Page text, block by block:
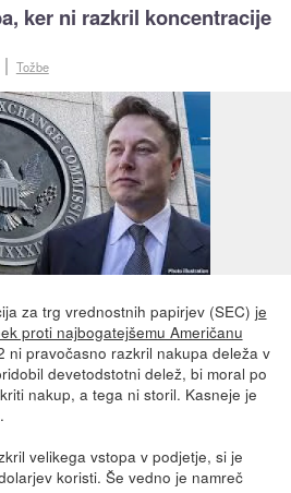
ker ni razkril koncentracije
Tožbe
za trg vrednostnih papirjev (SEC) je
proti najbogatejšemu Američanu
ni pravočasno razkril nakupa deleža v
devetodstotni delež, bi moral po
nakup, a tega ni storil. Kasneje je
velikega vstopa v podjetje, si je
koristi. Še vedno je namreč